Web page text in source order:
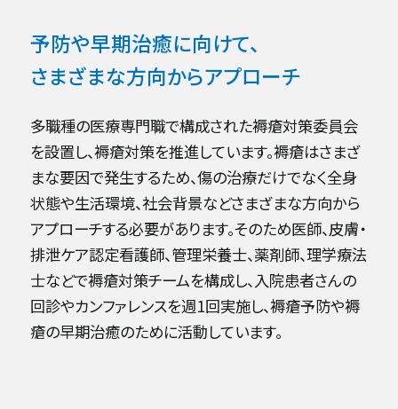
予防や早期治癒に向けて、
さまざまな方向からアプローチ
多職種の医療専門職で構成された褥瘡対策委員会
を設置し、褥瘡対策を推進しています。褥瘡はさまざ
まな要因で発生するため、傷の治療だけでなく全身
状態や生活環境、社会背景などさまざまな方向から
アプローチする必要があります。そのため医師、皮膚・
排泄ケア認定看護師、管理栄養士、薬剤師、理学療法
士などで褥瘡対策チームを構成し、入院患者さんの
回診やカンファレンスを週1回実施し、褥瘡予防や褥
瘡の早期治癒のために活動しています。